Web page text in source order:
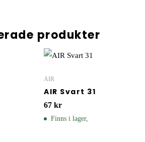
produkter
AIR
AIR Svart 31
67 kr
Finns i lager,